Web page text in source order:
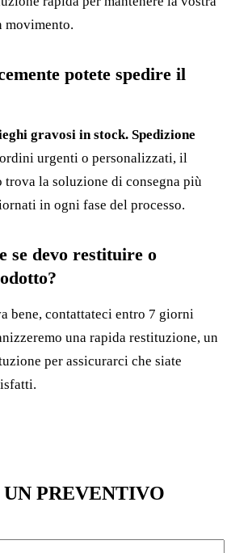
movimento.
potete spedire il
gravosi in stock. Spedizione
urgenti o personalizzati, il
la soluzione di consegna più
in ogni fase del processo.
se devo restituire o
bene, contattateci entro 7 giorni
una rapida restituzione, un
per assicurarci che siate
PREVENTIVO